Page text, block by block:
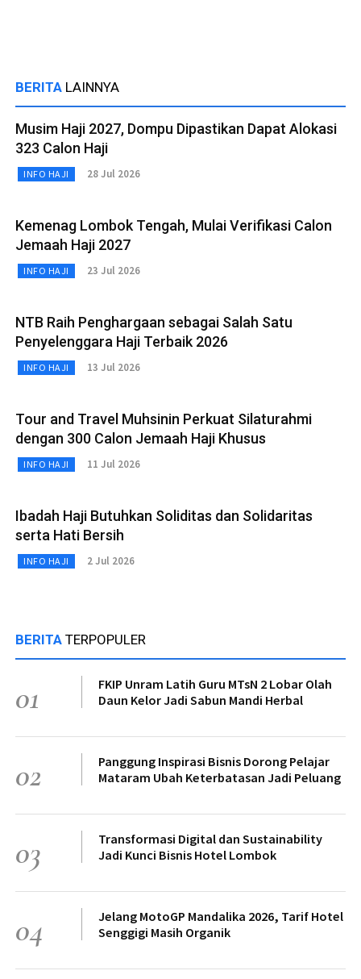
BERITA LAINNYA
Musim Haji 2027, Dompu Dipastikan Dapat Alokasi
323 Calon Haji
INFO HAJI 28 Jul 2026
Kemenag Lombok Tengah, Mulai Verifikasi Calon
Jemaah Haji 2027
INFO HAJI 23 Jul 2026
NTB Raih Penghargaan sebagai Salah Satu
Penyelenggara Haji Terbaik 2026
INFO HAJI 13 Jul 2026
Tour and Travel Muhsinin Perkuat Silaturahmi
dengan 300 Calon Jemaah Haji Khusus
INFO HAJI 11 Jul 2026
Ibadah Haji Butuhkan Soliditas dan Solidaritas
serta Hati Bersih
INFO HAJI 2 Jul 2026
BERITA TERPOPULER
01
FKIP Unram Latih Guru MTsN 2 Lobar Olah
Daun Kelor Jadi Sabun Mandi Herbal
02
Panggung Inspirasi Bisnis Dorong Pelajar
Mataram Ubah Keterbatasan Jadi Peluang
03
Transformasi Digital dan Sustainability
Jadi Kunci Bisnis Hotel Lombok
04
Jelang MotoGP Mandalika 2026, Tarif Hotel
Senggigi Masih Organik